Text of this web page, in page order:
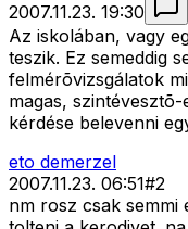
2007.11.23. 19:30
Az iskolában, vagy
teszik. Ez semeddig
felmérõvizsgálatok
magas,
kérdése belevenni
eto demerzel
2007.11.23. 06:51#2
nm rosz csak semmi